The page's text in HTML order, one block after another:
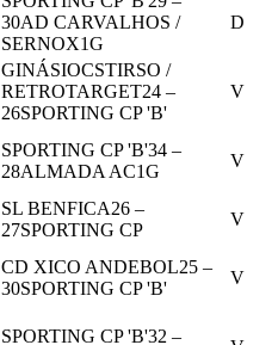
30AD CARVALHOS /
SERNOX1G
D
GINÁSIOCSTIRSO /
RETROTARGET24 –
26SPORTING CP 'B'
V
SPORTING CP 'B'34 –
28ALMADA AC1G
V
SL BENFICA26 –
27SPORTING CP
V
CD XICO ANDEBOL25 –
30SPORTING CP 'B'
V
SPORTING CP 'B'32 –